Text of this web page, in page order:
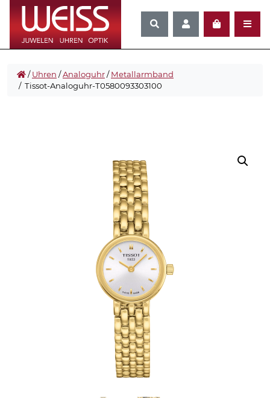
/Uhren /Analoguhr/Metallarmband
/ Tissot-Analoguhr-T0580093303100